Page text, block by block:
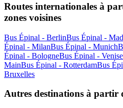
Routes internationales à
zones voisines
Bus Épinal - BerlinBus Épinal -
Épinal - MilanBus Épinal - Munich
Épinal - BologneBus Épinal - Venise
MainBus Épinal - RotterdamBus
Bruxelles
Autres destinations à partir